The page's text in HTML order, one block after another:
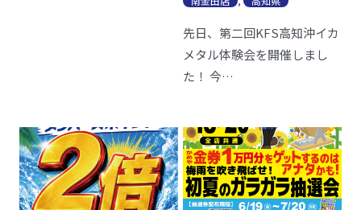
先日、第二回KFS高知沖イカ
メタル体験会を開催しまし
た！ 今…